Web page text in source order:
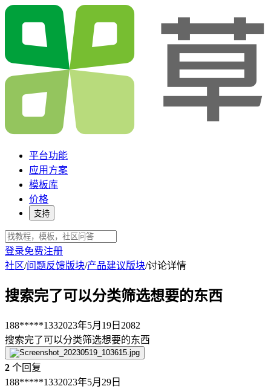
平台功能
应用方案
模板库
价格
支持
登录免费注册
社区/问题反馈版块/产品建议版块/讨论详情
搜索完了可以分类筛选想要的东西
188*****1332023年5月19日 2082
搜索完了可以分类筛选想要的东西
2 个回复
188*****1332023年5月29日